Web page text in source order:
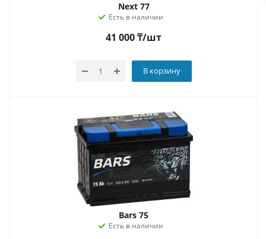
Next 77
Есть в наличии
41 000₸/шт
В корзину
Bars 75
Есть в наличии